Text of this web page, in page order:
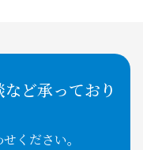
ど承っており
ください。